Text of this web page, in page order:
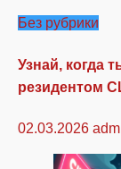
Без рубрики
Узнай, когда
резидентом
02.03.2026